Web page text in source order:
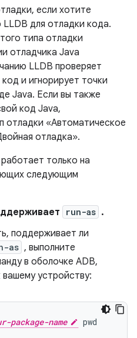
если хотите
LLDB для отладки кода.
типа отладки
отладчика Java
LLDB проверяет
и игнорирует точки
Java. Если вы также
код Java,
отладки «Автоматическое
отладка».
только на
следующим
run-as .
поддерживает ли
as , выполните
в оболочке ADB,
устройству:
package-name